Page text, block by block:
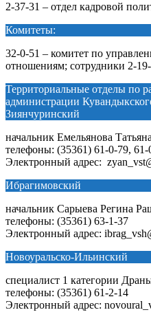
2-37-31 – отдел кадровой
Комитеты:
32-0-51 – комитет по
отношениям; сотрудники 2-
Территориальные отделы по
администрации
Зиянчуринский
начальник Емельянова
телефоны: (35361) 61-0-79, 61-
Электронный адрес:
Ибрагимовский
начальник Сарыева Регина
телефоны: (35361) 63-1-37
Электронный адрес:
Новоуральско-Ильинский
специалист 1 категории
телефоны: (35361) 61-2-14
Электронный адрес: